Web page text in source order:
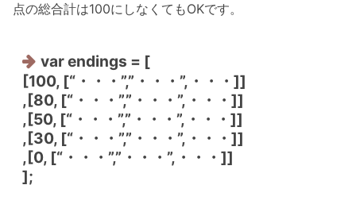
点の総合計は100にしなくてもOKです。
var endings = [
[100, [“・・・”,”・・・”,・・・]]
,[80, [“・・・”,”・・・”,・・・]]
,[50, [“・・・”,”・・・”,・・・]]
,[30, [“・・・”,”・・・”,・・・]]
,[0, [“・・・”,”・・・”,・・・]]
];